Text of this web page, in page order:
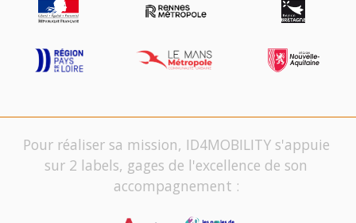
Pour réaliser sa mission, ID4MOBILITY s'appuie
sur 2 labels, gages de l'excellence de son
accompagnement :